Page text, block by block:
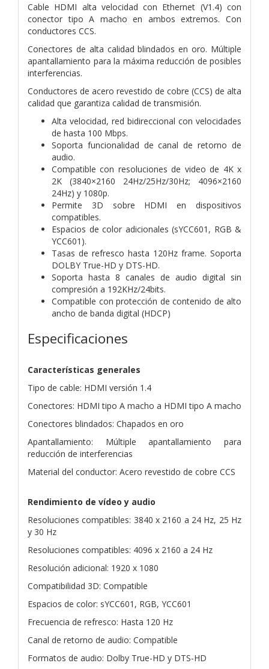
Cable HDMI alta velocidad con Ethernet (V1.4) con
conector tipo A macho en ambos extremos. Con
conductores CCS.
Conectores de alta calidad blindados en oro. Múltiple
apantallamiento para la máxima reducción de posibles
interferencias.
Conductores de acero revestido de cobre (CCS) de alta
calidad que garantiza calidad de transmisión.
Alta velocidad, red bidireccional con velocidades
de hasta 100 Mbps.
Soporta funcionalidad de canal de retorno de
audio.
Compatible con resoluciones de video de 4K x
2K (3840×2160 24Hz/25Hz/30Hz; 4096×2160
24Hz) y 1080p.
Permite 3D sobre HDMI en dispositivos
compatibles.
Espacios de color adicionales (sYCC601, RGB &
YCC601).
Tasas de refresco hasta 120Hz frame. Soporta
DOLBY True-HD y DTS-HD.
Soporta hasta 8 canales de audio digital sin
compresión a 192KHz/24bits.
Compatible con protección de contenido de alto
ancho de banda digital (HDCP)
Especificaciones
Características generales
Tipo de cable: HDMI versión 1.4
Conectores: HDMI tipo A macho a HDMI tipo A macho
Conectores blindados: Chapados en oro
Apantallamiento: Múltiple apantallamiento para
reducción de interferencias
Material del conductor: Acero revestido de cobre CCS
Rendimiento de vídeo y audio
Resoluciones compatibles: 3840 x 2160 a 24 Hz, 25 Hz
y 30 Hz
Resoluciones compatibles: 4096 x 2160 a 24 Hz
Resolución adicional: 1920 x 1080
Compatibilidad 3D: Compatible
Espacios de color: sYCC601, RGB, YCC601
Frecuencia de refresco: Hasta 120 Hz
Canal de retorno de audio: Compatible
Formatos de audio: Dolby True-HD y DTS-HD